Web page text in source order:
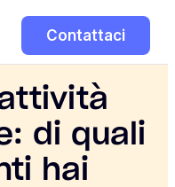
Contattaci
di quali
hai